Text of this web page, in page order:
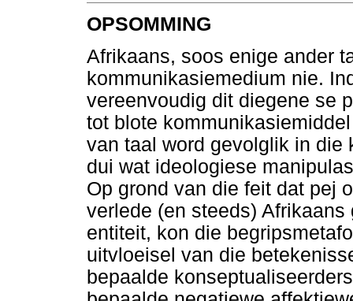
OPSOMMING
Afrikaans, soos enige ander
kommunikasiemedium nie.
vereenvoudig dit diegene se
tot blote
van taal word gevolglik in die
dui wat ideologiese
Op grond van die feit dat pej
verlede (en steeds)
entiteit, kon die
uitvloeisel van die
bepaalde